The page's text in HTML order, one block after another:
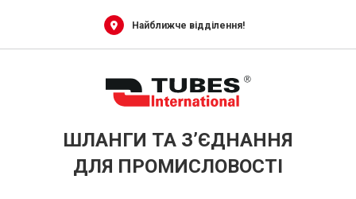
Найближче відділення!
ШЛАНГИ ТА З’ЄДНАННЯ
ДЛЯ ПРОМИСЛОВОСТІ